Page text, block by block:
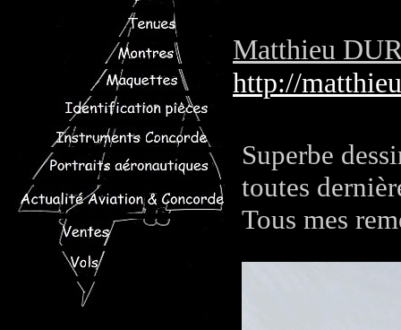
Matthieu
http://
Superbe
toutes
Tous mes